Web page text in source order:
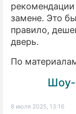
замене. Это
правило,
дверь.
По
Шоу-
8 июля 2025, 13:16